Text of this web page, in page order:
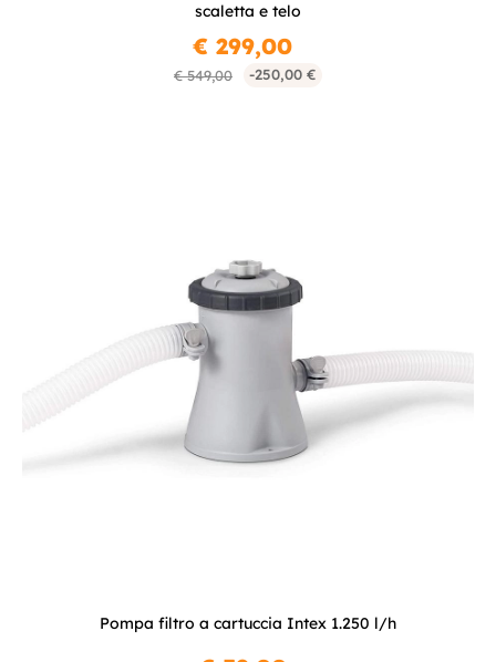
scaletta e telo
€ 549,00 -250,00 €
€ 299,00
Pompa filtro a cartuccia Intex 1.250 l/h